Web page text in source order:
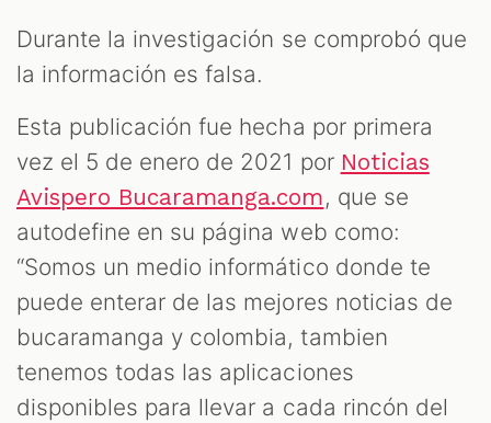
Durante la investigación se comprobó que
la información es falsa.
Esta publicación fue hecha por primera
vez el 5 de enero de 2021 por Noticias
Avispero Bucaramanga.com, que se
autodefine en su página web como:
“Somos un medio informático donde te
puede enterar de las mejores noticias de
bucaramanga y colombia, tambien
tenemos todas las aplicaciones
disponibles para llevar a cada rincón del